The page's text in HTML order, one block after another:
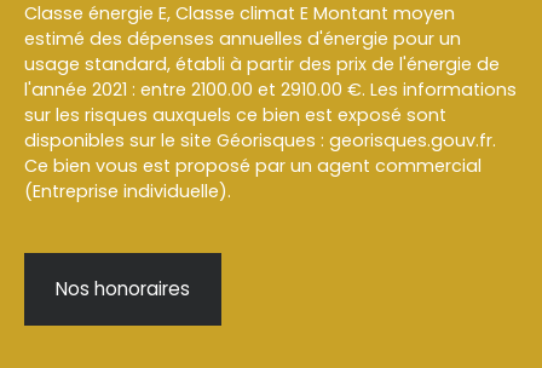
Classe énergie E, Classe climat E Montant moyen
estimé des dépenses annuelles d'énergie pour un
usage standard, établi à partir des prix de l'énergie de
l'année 2021 : entre 2100.00 et 2910.00 €. Les informations
sur les risques auxquels ce bien est exposé sont
disponibles sur le site Géorisques : georisques.gouv.fr.
Ce bien vous est proposé par un agent commercial
(Entreprise individuelle).
Nos honoraires